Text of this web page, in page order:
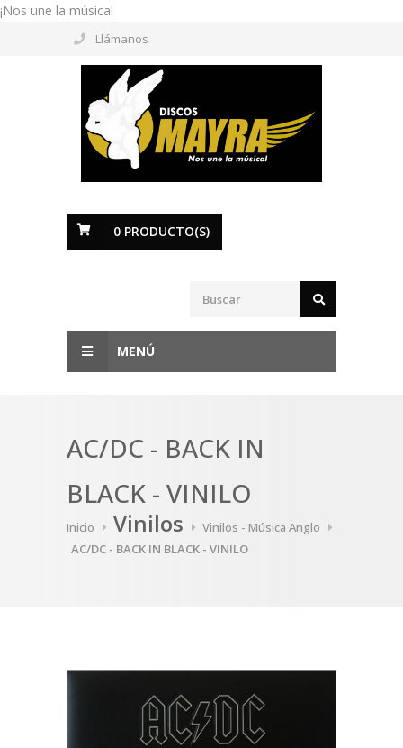
¡Nos une la música!
Llámanos
0 PRODUCTO(S)
MENÚ
AC/DC - BACK IN
BLACK - VINILO
Inicio Vinilos
Vinilos - Música Anglo
AC/DC - BACK IN BLACK - VINILO